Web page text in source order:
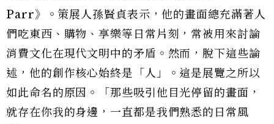
Parr》。策展人孫賢貞表示，他的畫面總充滿著人
們吃東西、購物、享樂等日常片刻，常被用來討論
消費文化在現代文明中的矛盾。然而，脫下這些論
述，他的創作核心始終是「人」。這是展覽之所以
如此命名的原因。「那些吸引他目光停留的畫面，
就存在你我的身邊，一直都是我們熟悉的日常風